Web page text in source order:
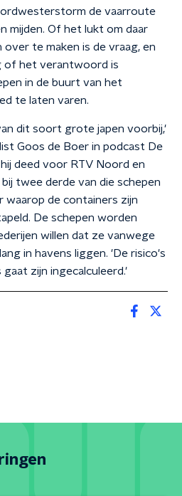
de vaarroute
mijden. Of het lukt om daar
te maken is de vraag, en
of het verantwoord is
in de buurt van het
te laten varen.
dit soort grote japen voorbij,'
Goos de Boer in podcast De
deed voor RTV Noord en
twee derde van die schepen
waarop de containers zijn
De schepen worden
willen dat ze vanwege
in havens liggen. 'De risico's
zijn ingecalculeerd.'